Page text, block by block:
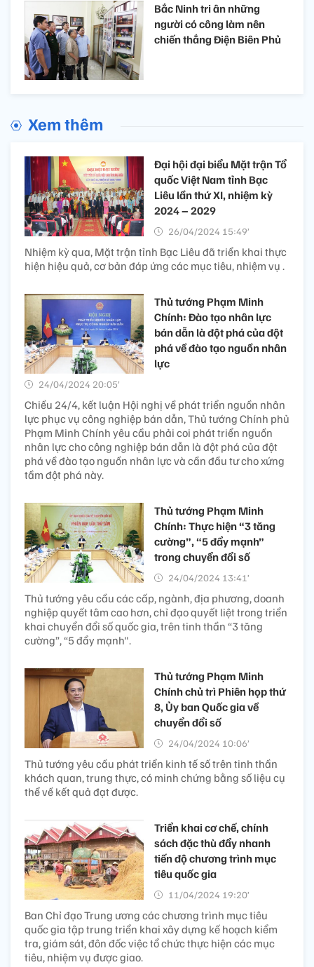
Bắc Ninh tri ân những
người có công làm nên
chiến thắng Điện Biên Phủ
Xem thêm
Đại hội đại biểu Mặt trận Tổ
quốc Việt Nam tỉnh Bạc
Liêu lần thứ XI, nhiệm kỳ
2024 – 2029
26/04/2024 15:49’
Nhiệm kỳ qua, Mặt trận tỉnh Bạc Liêu đã triển khai thực
hiện hiệu quả, cơ bản đáp ứng các mục tiêu, nhiệm vụ .
Thủ tướng Phạm Minh
Chính: Đào tạo nhân lực
bán dẫn là đột phá của đột
phá về đào tạo nguồn nhân
lực
24/04/2024 20:05’
Chiều 24/4, kết luận Hội nghị về phát triển nguồn nhân
lực phục vụ công nghiệp bán dẫn, Thủ tướng Chính phủ
Phạm Minh Chính yêu cầu phải coi phát triển nguồn
nhân lực cho công nghiệp bán dẫn là đột phá của đột
phá về đào tạo nguồn nhân lực và cần đầu tư cho xứng
tầm đột phá này.
Thủ tướng Phạm Minh
Chính: Thực hiện “3 tăng
cường”, “5 đẩy mạnh”
trong chuyển đổi số
24/04/2024 13:41’
Thủ tướng yêu cầu các cấp, ngành, địa phương, doanh
nghiệp quyết tâm cao hơn, chỉ đạo quyết liệt trong triển
khai chuyển đổi số quốc gia, trên tinh thần “3 tăng
cường”, “5 đẩy mạnh".
Thủ tướng Phạm Minh
Chính chủ trì Phiên họp thứ
8, Ủy ban Quốc gia về
chuyển đổi số
24/04/2024 10:06’
Thủ tướng yêu cầu phát triển kinh tế số trên tinh thần
khách quan, trung thực, có minh chứng bằng số liệu cụ
thể về kết quả đạt được.
Triển khai cơ chế, chính
sách đặc thù đẩy nhanh
tiến độ chương trình mục
tiêu quốc gia
11/04/2024 19:20’
Ban Chỉ đạo Trung ương các chương trình mục tiêu
quốc gia tập trung triển khai xây dựng kế hoạch kiểm
tra, giám sát, đôn đốc việc tổ chức thực hiện các mục
tiêu, nhiệm vụ được giao.